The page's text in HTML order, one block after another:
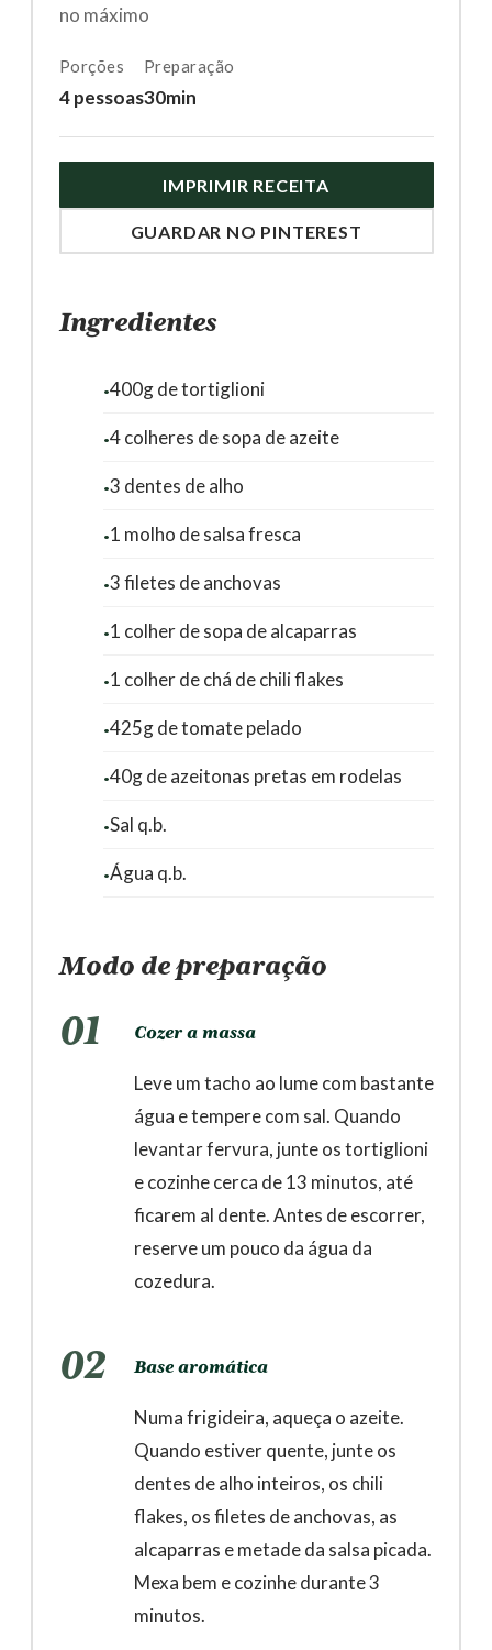
no máximo
Porções
4 pessoas
Preparação
30min
IMPRIMIR RECEITA
GUARDAR NO PINTEREST
Ingredientes
400g de tortiglioni
4 colheres de sopa de azeite
3 dentes de alho
1 molho de salsa fresca
3 filetes de anchovas
1 colher de sopa de alcaparras
1 colher de chá de chili flakes
425g de tomate pelado
40g de azeitonas pretas em rodelas
Sal q.b.
Água q.b.
Modo de preparação
01 Cozer a massa
Leve um tacho ao lume com bastante
água e tempere com sal. Quando
levantar fervura, junte os tortiglioni
e cozinhe cerca de 13 minutos, até
ficarem al dente. Antes de escorrer,
reserve um pouco da água da
cozedura.
02 Base aromática
Numa frigideira, aqueça o azeite.
Quando estiver quente, junte os
dentes de alho inteiros, os chili
flakes, os filetes de anchovas, as
alcaparras e metade da salsa picada.
Mexa bem e cozinhe durante 3
minutos.